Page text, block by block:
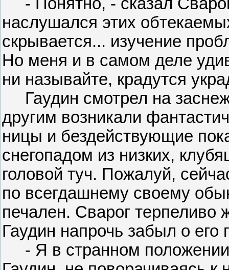
- Понятно, - сказал
наслушался этих
скрывается... изучение
Но меня и в самом деле
ни называйте, крадутся
Гаудин смотрел на
другим возникали
ницы и бездействующие
снегопадом из низких,
головой туч. Пожалуй,
по всегдашнему своему
печален. Сварог
Гаудин напрочь забыл о его
- Я в странном положении,